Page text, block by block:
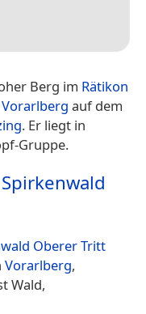
Berg im Rätikon
Vorarlberg auf dem
. Er liegt in
Gruppe.
Oberer Tritt
Vorarlberg,
Wald,